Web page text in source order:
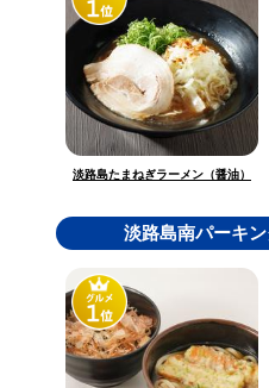
淡路島たまねぎラーメン（醤油）
淡路島南パーキン